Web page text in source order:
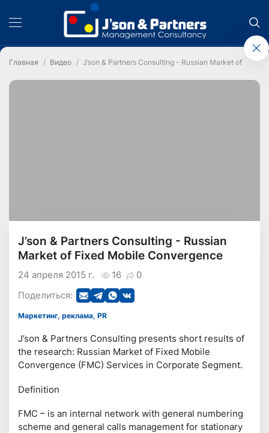
Главная Видео J’son & Partners Consulting - Russian Market of Fixed
J’son & Partners Consulting - Russian
Market of Fixed Mobile Convergence
16 0
24 апреля 2015 г.
Поделиться:
Маркетинг, реклама, PR
J’son & Partners Consulting presents short results of
the research: Russian Market of Fixed Mobile
Convergence (FMC) Services in Corporate Segment.
Definition
FMC – is an internal network with general numbering
scheme and general calls management for stationary